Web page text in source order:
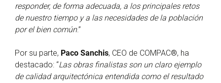
responder, de forma adecuada, a los principales retos
de nuestro tiempo y a las necesidades de la población
por el bien común.”
Por su parte, Paco Sanchis, CEO de COMPAC®, ha
destacado: “Las obras finalistas son un claro ejemplo
de calidad arquitectónica entendida como el resultado